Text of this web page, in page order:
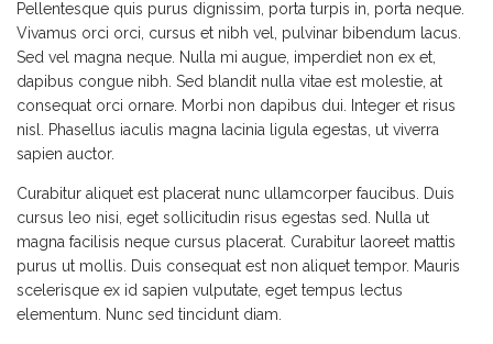
Pellentesque quis purus dignissim, porta turpis in, porta neque.
Vivamus orci orci, cursus et nibh vel, pulvinar bibendum lacus.
Sed vel magna neque. Nulla mi augue, imperdiet non ex et,
dapibus congue nibh. Sed blandit nulla vitae est molestie, at
consequat orci ornare. Morbi non dapibus dui. Integer et risus
nisl. Phasellus iaculis magna lacinia ligula egestas, ut viverra
sapien auctor.
Curabitur aliquet est placerat nunc ullamcorper faucibus. Duis
cursus leo nisi, eget sollicitudin risus egestas sed. Nulla ut
magna facilisis neque cursus placerat. Curabitur laoreet mattis
purus ut mollis. Duis consequat est non aliquet tempor. Mauris
scelerisque ex id sapien vulputate, eget tempus lectus
elementum. Nunc sed tincidunt diam.